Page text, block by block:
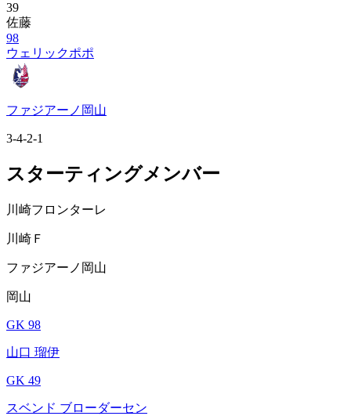
39
佐藤
98
ウェリックポポ
ファジアーノ岡山
3-4-2-1
スターティングメンバー
川崎フロンターレ
川崎Ｆ
ファジアーノ岡山
岡山
GK 98
山口 瑠伊
GK 49
スベンド ブローダーセン